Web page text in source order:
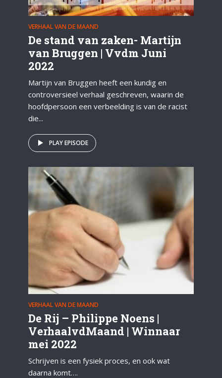
VERHAAL VAN DE MAAND
De stand van zaken- Martijn
van Bruggen | Vvdm Juni
2022
Martijn van Bruggen heeft een kundig en
controversieel verhaal geschreven, waarin de
hoofdpersoon een verbeelding is van de racist
die...
PLAY EPISODE
VERHAAL VAN DE MAAND
De Rij – Philippe Noens |
VerhaalvdMaand | Winnaar
mei 2022
Schrijven is een fysiek proces, en ook wat
daarna komt….